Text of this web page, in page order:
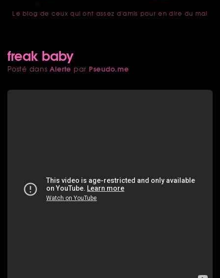
accueil
Le blog de ceux qui ont assez d'amis pour en dire du mal
freak baby
Posté dansAlerte par Pseudo.me